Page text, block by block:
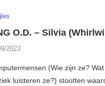
O.D. – Silvia
2023
(Wie zijn ze?
luisteren ze?) stootten